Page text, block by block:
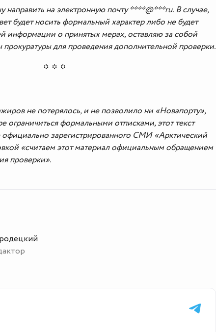
на электронную почту ****@***ru. В случае,
будет носить формальный характер либо не будет
информации о принятых мерах, оставляю за собой
прокуратуры для проведения дополнительной проверки.
не потерялось, и не позволило ни «Новапорту»,
ограничиться формальными отписками, этот текст
официально зарегистрированного СМИ «Арктический
«считаем этот материал официальным обращением
проверки».